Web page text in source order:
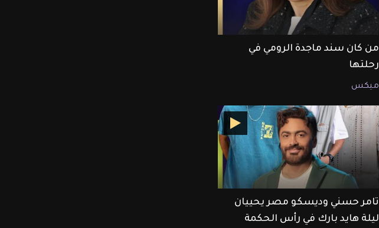
من كان سند ماجدة الرومي في
رحلتها
ميكس
تامر حسني وديسكو مصر يحييان
ليلة هايد بارك في رأس الحكمة